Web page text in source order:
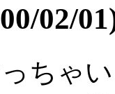
02/
ちゃ